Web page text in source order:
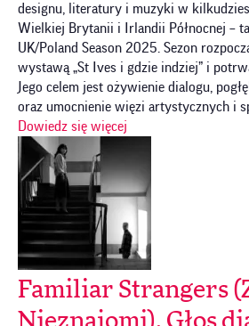
designu, literatury i muzyki w
Wielkiej Brytanii i Irlandii Północnej –
UK/Poland Season 2025. Sezon
wystawą „St Ives i gdzie indziej” i
Jego celem jest ożywienie dialogu,
oraz umocnienie więzi artystycznych i
Dowiedz się więcej
Familiar Strangers